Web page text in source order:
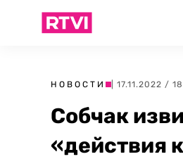
НОВОСТИ | 17.11.2022 /
Собчак
«действия